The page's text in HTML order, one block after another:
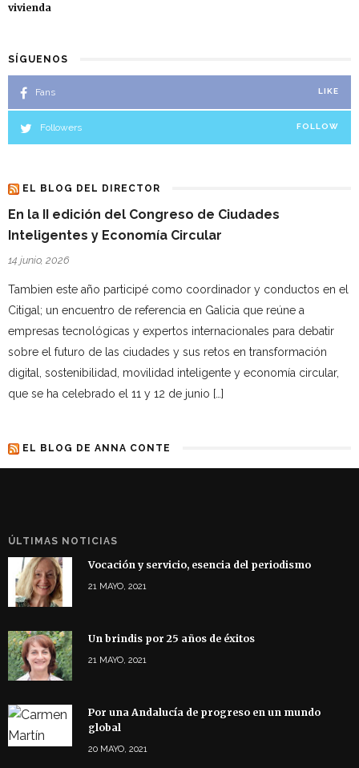
vivienda
SÍGUENOS
Fans LIKE
Followers FOLLOW
EL BLOG DEL DIRECTOR
En la II edición del Congreso de Ciudades
Inteligentes y Economía Circular
14 junio, 2026
Tambien este año participé como coordinador y conductos en el
Citigal; un encuentro de referencia en Galicia que reúne a
empresas tecnológicas y expertos internacionales para debatir
sobre el futuro de las ciudades y sus retos en transformación
digital, sostenibilidad, movilidad inteligente y economía circular,
que se ha celebrado el 11 y 12 de junio […]
EL BLOG DE ANNA CONTE
ÚLTIMAS NOTICIAS
Vocación y servicio, esencia del periodismo
21 MAYO, 2021
Un brindis por 25 años de éxitos
21 MAYO, 2021
Por una Andalucía de progreso en un mundo
global
20 MAYO, 2021